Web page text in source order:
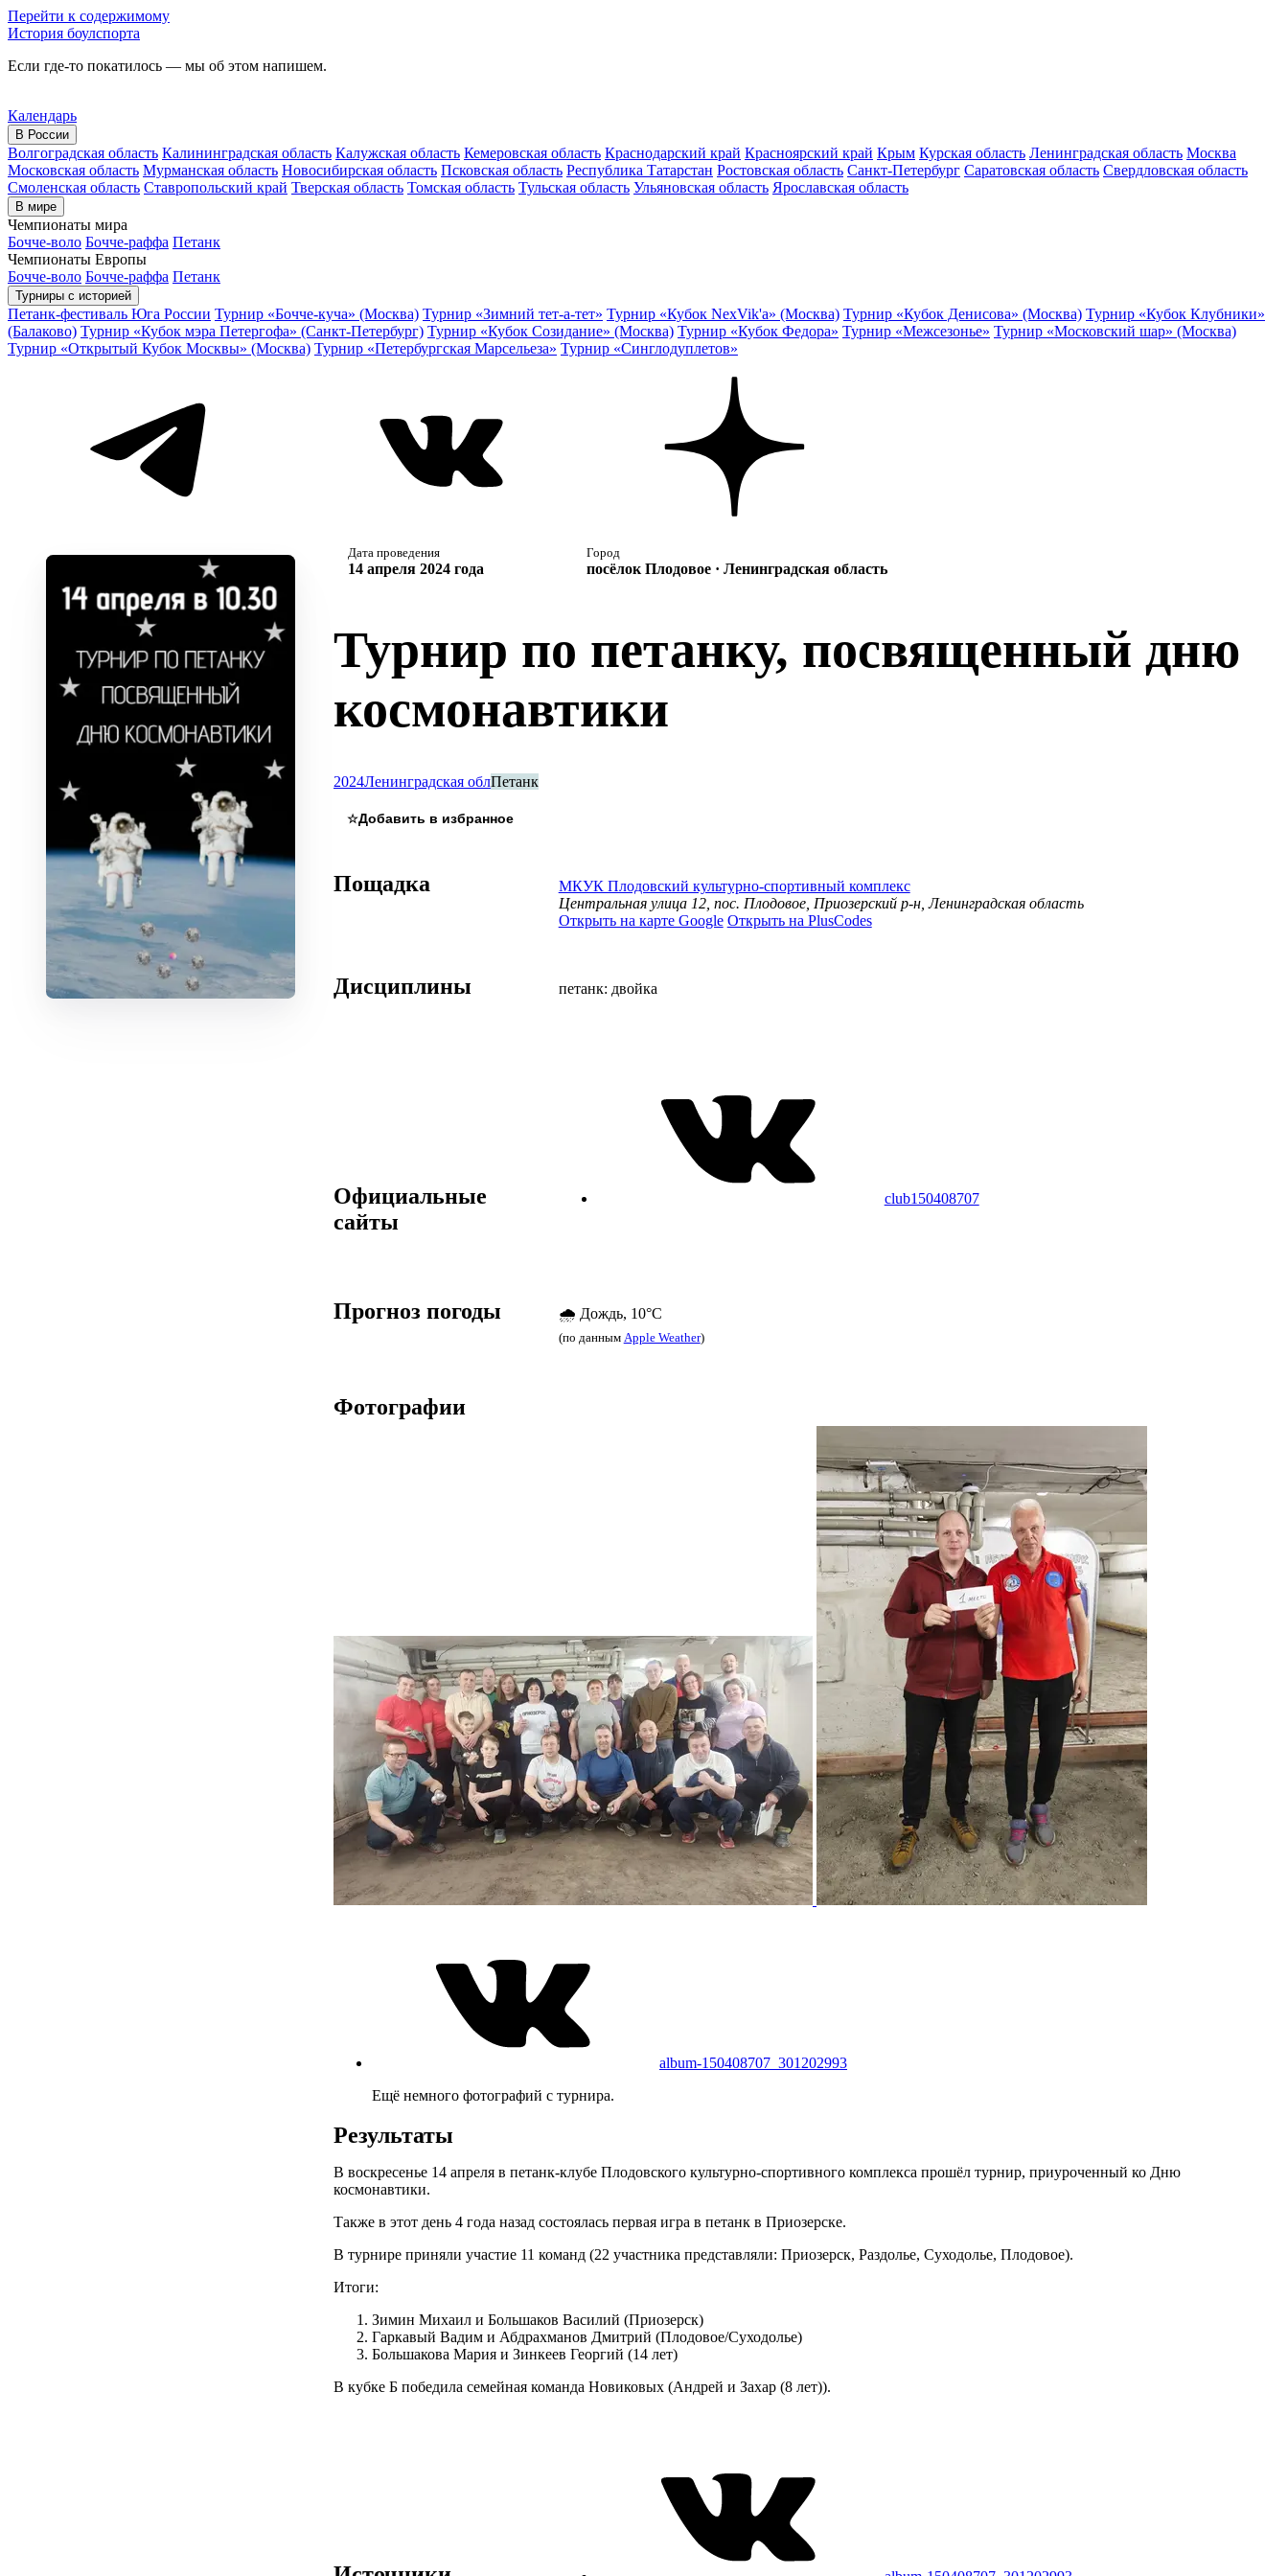
Перейти к содержимому
История боулспорта
Если где-то покатилось — мы об этом напишем.
Календарь
В России
Волгоградская область Калининградская область Калужская область Кемеровская область Краснодарский край Красноярский край Крым Курская область Ленинградская область Москва
Московская область Мурманская область Новосибирская область Псковская область Республика Татарстан Ростовская область Санкт-Петербург Саратовская область Свердловская область
Смоленская область Ставропольский край Тверская область Томская область Тульская область Ульяновская область Ярославская область
В мире
Чемпионаты мира
Бочче-воло Бочче-раффа Петанк
Чемпионаты Европы
Бочче-воло Бочче-раффа Петанк
Турниры с историей
Петанк-фестиваль Юга России Турнир «Бочче-куча» (Москва) Турнир «Зимний тет-а-тет» Турнир «Кубок NexVik'a» (Москва) Турнир «Кубок Денисова» (Москва) Турнир «Кубок Клубники»
(Балаково) Турнир «Кубок мэра Петергофа» (Санкт-Петербург) Турнир «Кубок Созидание» (Москва) Турнир «Кубок Федора» Турнир «Межсезонье» Турнир «Московский шар» (Москва)
Турнир «Открытый Кубок Москвы» (Москва) Турнир «Петербургская Марсельеза» Турнир «Синглодуплетов»
Дата проведения
14 апреля 2024 года
Город
посёлок Плодовое · Ленинградская область
Турнир по петанку, посвященный дню
космонавтики
2024Ленинградская облПетанк
☆
Пощадка
МКУК Плодовский культурно-спортивный комплекс
Центральная улица 12, пос. Плодовое, Приозерский р-н, Ленинградская область
Открыть на карте Google Открыть на PlusCodes
Дисциплины петанк: двойка
Официальные
сайты
club150408707
Прогноз погоды 🌧️ Дождь, 10°C
(по данным Apple Weather)
Фотографии
album-150408707_301202993
Ещё немного фотографий с турнира.
Результаты
В воскресенье 14 апреля в петанк-клубе Плодовского культурно-спортивного комплекса прошёл турнир, приуроченный ко Дню
космонавтики.
Также в этот день 4 года назад состоялась первая игра в петанк в Приозерске.
В турнире приняли участие 11 команд (22 участника представляли: Приозерск, Раздолье, Суходолье, Плодовое).
Итоги:
Зимин Михаил и Большаков Василий (Приозерск)
Гаркавый Вадим и Абдрахманов Дмитрий (Плодовое/Суходолье)
Большакова Мария и Зинкеев Георгий (14 лет)
В кубке Б победила семейная команда Новиковых (Андрей и Захар (8 лет)).